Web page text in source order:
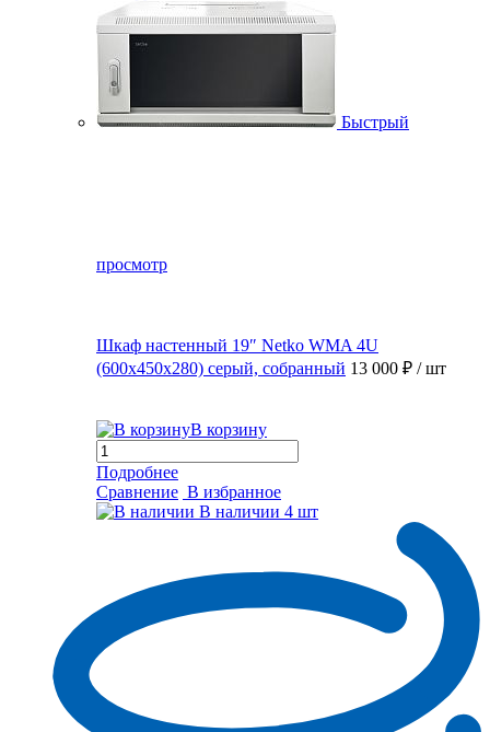
Быстрый
просмотр
Шкаф настенный 19″ Netko WMA 4U
(600x450x280) серый, собранный 13 000 ₽ / шт
В корзину
Подробнее
Сравнение В избранное
В наличии 4 шт